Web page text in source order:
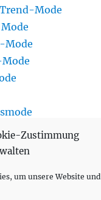
Zustimmung
um unsere Website
Trend-Mode
Mode